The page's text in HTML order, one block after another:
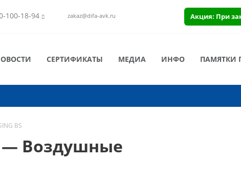
100-18-94 zakaz@difa-avk.ru Акция: При
СЕРТИФИКАТЫ МЕДИА ИНФО ПАМЯТКИ
BS
— Воздушные